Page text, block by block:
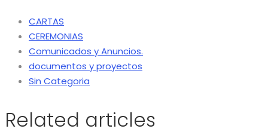
CARTAS
CEREMONIAS
Comunicados y Anuncios.
documentos y proyectos
Sin Categoria
Related articles